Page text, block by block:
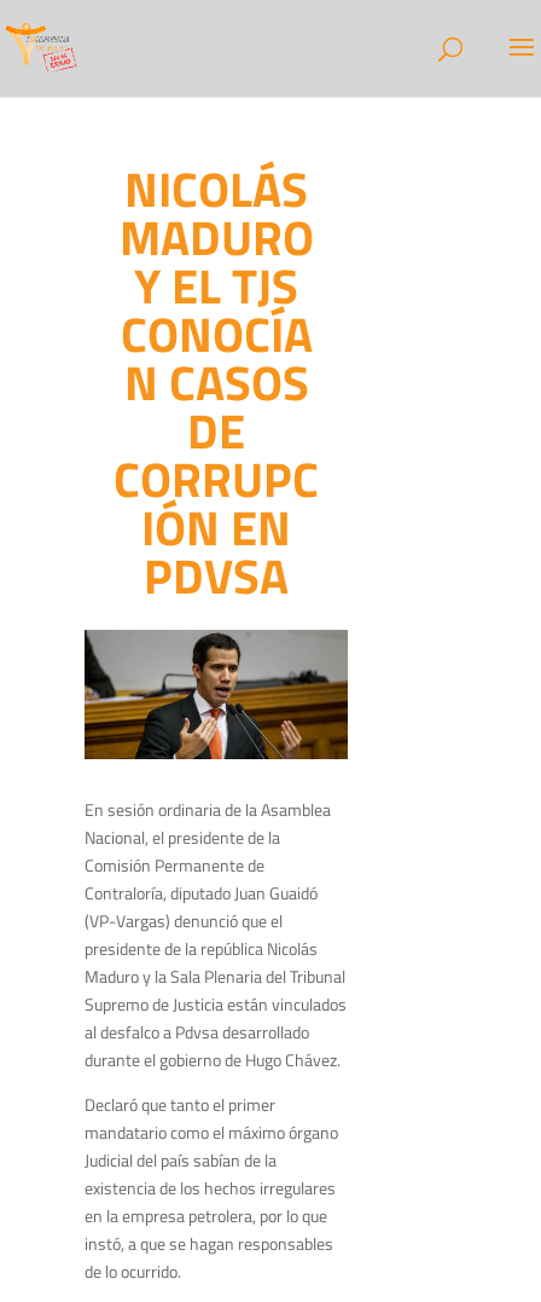
NICOLÁS
MADURO
Y EL TJS
CONOCÍA
N CASOS
DE
CORRUPC
IÓN EN
PDVSA
En sesión ordinaria de la Asamblea
Nacional, el presidente de la
Comisión Permanente de
Contraloría, diputado Juan Guaidó
(VP-Vargas) denunció que el
presidente de la república Nicolás
Maduro y la Sala Plenaria del Tribunal
Supremo de Justicia están vinculados
al desfalco a Pdvsa desarrollado
durante el gobierno de Hugo Chávez.
Declaró que tanto el primer
mandatario como el máximo órgano
Judicial del país sabían de la
existencia de los hechos irregulares
en la empresa petrolera, por lo que
instó, a que se hagan responsables
de lo ocurrido.